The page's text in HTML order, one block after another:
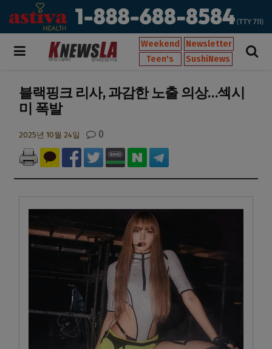
Weekend
Newsletter
Teen's
SushiNews
블랙핑크 리사, 과감한 노출 의상…섹시
미 폭발
2025년 10월 24일 0